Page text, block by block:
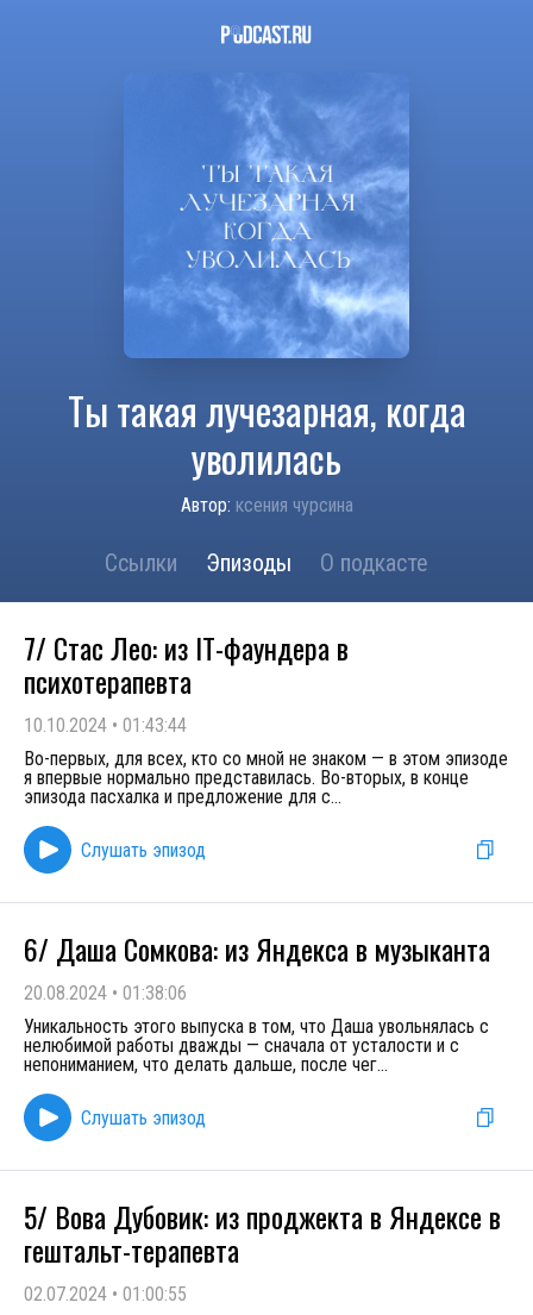
Ты такая лучезарная, когда
уволилась
Автор: ксения чурсина
Ссылки Эпизоды О подкасте
7/ Стас Лео: из IT-фаундера в
психотерапевта
10.10.2024 • 01:43:44
Во-первых, для всех, кто со мной не знаком — в этом эпизоде
я впервые нормально представилась. Во-вторых, в конце
эпизода пасхалка и предложение для с...
Слушать эпизод
6/ Даша Сомкова: из Яндекса в музыканта
20.08.2024 • 01:38:06
Уникальность этого выпуска в том, что Даша увольнялась с
нелюбимой работы дважды — сначала от усталости и с
непониманием, что делать дальше, после чег...
Слушать эпизод
5/ Вова Дубовик: из проджекта в Яндексе в
гештальт-терапевта
02.07.2024 • 01:00:55